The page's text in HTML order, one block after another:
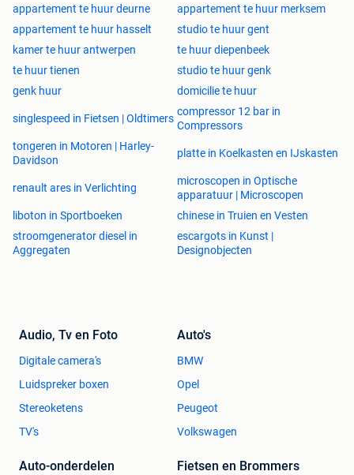
appartement te huur deurne
appartement te huur merksem
appartement te huur hasselt
studio te huur gent
kamer te huur antwerpen
te huur diepenbeek
te huur tienen
studio te huur genk
genk huur
domicilie te huur
singlespeed in Fietsen | Oldtimers
compressor 12 bar in
Compressors
tongeren in Motoren | Harley-
Davidson
platte in Koelkasten en IJskasten
renault ares in Verlichting
microscopen in Optische
apparatuur | Microscopen
liboton in Sportboeken
chinese in Truien en Vesten
stroomgenerator diesel in
Aggregaten
escargots in Kunst |
Designobjecten
Audio, Tv en Foto
Digitale camera's
Luidspreker boxen
Stereoketens
TV's
Auto's
BMW
Opel
Peugeot
Volkswagen
Auto-onderdelen Fietsen en Brommers